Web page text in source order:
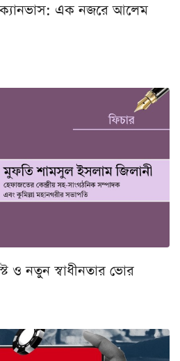
এক নজরে আলেম
ও নতুন স্বাধীনতার ভোর